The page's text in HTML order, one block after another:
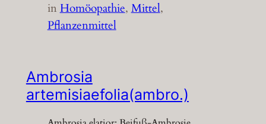
inHomöopathie, Mittel
Pflanzenmittel
Ambrosia
artemisiaefolia(ambro.)